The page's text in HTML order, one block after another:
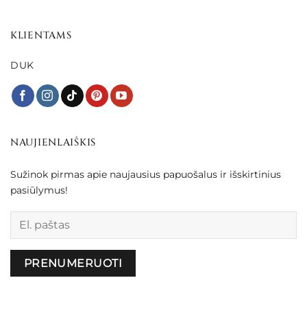
KLIENTAMS
DUK
NAUJIENLAIŠKIS
Sužinok pirmas apie naujausius papuošalus ir išskirtinius
pasiūlymus!
Palikite šį lauką tuščią.